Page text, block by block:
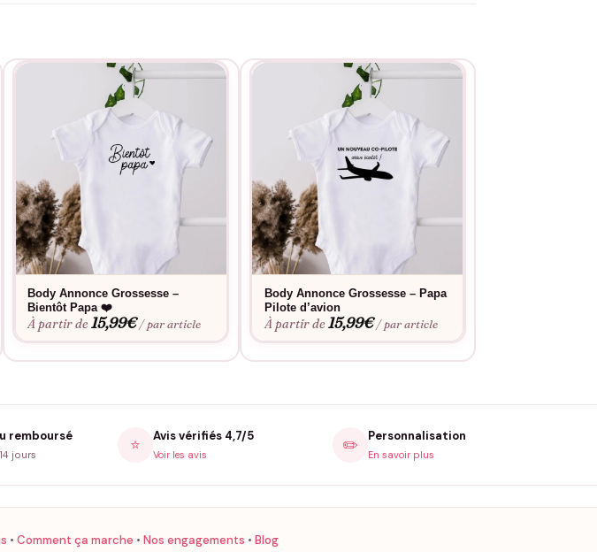
Body Annonce Grossesse –
Bientôt Papa ❤️
À partir de15,99€ / par article
Body Annonce Grossesse – Papa
Pilote d’avion
À partir de15,99€ / par article
remboursé
jours
⭐ Avis vérifiés 4,7/5
Voir les avis ✏️ Personnalisation
En savoir plus
• Comment ça marche • Nos engagements • Blog